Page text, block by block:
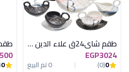
طقم شاى24ق علاء الدين اكسفورد J2304091-1
EGP3024
0
(0)
0 تم البيع
طقم 4 شوب
0